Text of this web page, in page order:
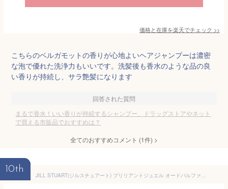
価格と在庫を楽天でチェック >>
こちらのベルガモットの香りが心地よいヘアジャンプーは濃密
な泡で優れた洗浄力もいいです。洗髪後も香水のような品の良
い香りが持続し、サラ艶髪になります
回答された質問
まるで香水！いい香りが持続するシャンプー、ドラッグストアやネット
で買える市販品でおすすめは？
全てのおすすめコメント (1件) >
10th
JILL STUART(ジルスチュアート) ブリリアントジュエル オードパルファン 30mL